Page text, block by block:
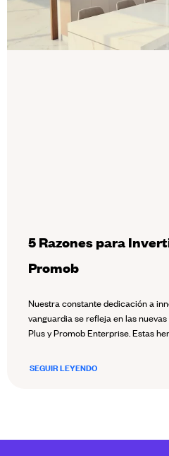
5 Razones para
Promob
Nuestra constante dedicación a
vanguardia se refleja en las
Plus y Promob Enterprise. Estas
SEGUIR LEYENDO